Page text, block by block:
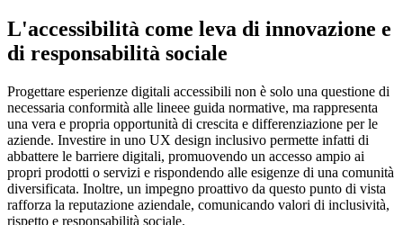
L'accessibilità come leva di innovazione e
di responsabilità sociale
Progettare esperienze digitali accessibili non è solo una questione di
necessaria conformità alle lineee guida normative, ma rappresenta
una vera e propria opportunità di crescita e differenziazione per le
aziende. Investire in uno UX design inclusivo permette infatti di
abbattere le barriere digitali, promuovendo un accesso ampio ai
propri prodotti o servizi e rispondendo alle esigenze di una comunità
diversificata. Inoltre, un impegno proattivo da questo punto di vista
rafforza la reputazione aziendale, comunicando valori di inclusività,
rispetto e responsabilità sociale.